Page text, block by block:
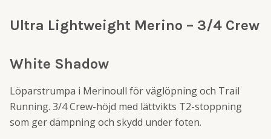
Ultra Lightweight Merino – 3/4 Crew
White Shadow
Löparstrumpa i Merinoull för väglöpning och Trail
Running. 3/4 Crew-höjd med lättvikts T2-stoppning
som ger dämpning och skydd under foten.